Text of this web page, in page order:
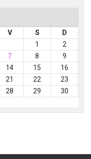
V S
D
1
2
7 8
9
14 15
16
21 22
23
28 29
30